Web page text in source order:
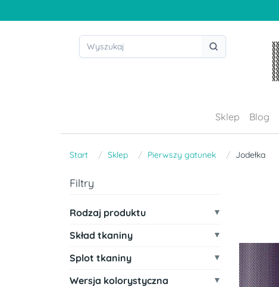
Sklep Blog
Start Sklep Pierwszy gatunek Jodełka
Filtry
Rodzaj produktu
Skład tkaniny
Splot tkaniny
Wersja kolorystyczna